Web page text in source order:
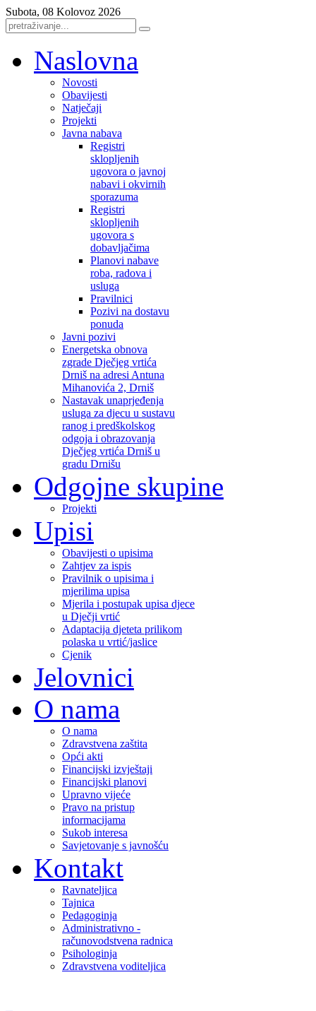
Subota, 08 Kolovoz 2026
Naslovna
Novosti
Obavijesti
Natječaji
Projekti
Javna nabava
Registri
sklopljenih
ugovora o javnoj
nabavi i okvirnih
sporazuma
Registri
sklopljenih
ugovora s
dobavljačima
Planovi nabave
roba, radova i
usluga
Pravilnici
Pozivi na dostavu
ponuda
Javni pozivi
Energetska obnova
zgrade Dječjeg vrtića
Drniš na adresi Antuna
Mihanovića 2, Drniš
Nastavak unaprjeđenja
usluga za djecu u sustavu
ranog i predškolskog
odgoja i obrazovanja
Dječjeg vrtića Drniš u
gradu Drnišu
Odgojne skupine
Projekti
Upisi
Obavijesti o upisima
Zahtjev za ispis
Pravilnik o upisima i
mjerilima upisa
Mjerila i postupak upisa djece
u Dječji vrtić
Adaptacija djeteta prilikom
polaska u vrtić/jaslice
Cjenik
Jelovnici
O nama
O nama
Zdravstvena zaštita
Opći akti
Financijski izvještaji
Financijski planovi
Upravno vijeće
Pravo na pristup
informacijama
Sukob interesa
Savjetovanje s javnošću
Kontakt
Ravnateljica
Tajnica
Pedagoginja
Administrativno -
računovodstvena radnica
Psihologinja
Zdravstvena voditeljica